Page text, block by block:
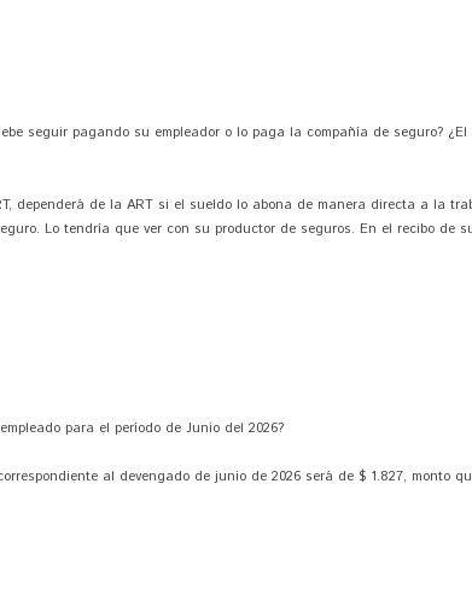
seguir pagando su empleador o lo paga la compañía de seguro? ¿El
dependerá de la ART si el sueldo lo abona de manera directa a la
Lo tendría que ver con su productor de seguros. En el recibo de
para el período de Junio del 2026?
al devengado de junio de 2026 será de $ 1.827, monto